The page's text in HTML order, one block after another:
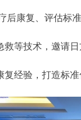
康复、评估标
等技术，邀请
经验，打造标准